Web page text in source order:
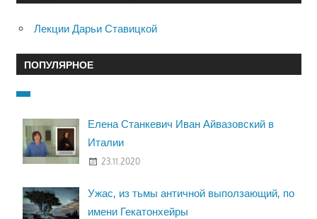
Лекции Дарьи Ставицкой
ПОПУЛЯРНОЕ
Елена Станкевич Иван Айвазовский в
Италии
23.11.2020
Ужас, из тьмы античной выползающий, по
имени Гекатонхейры